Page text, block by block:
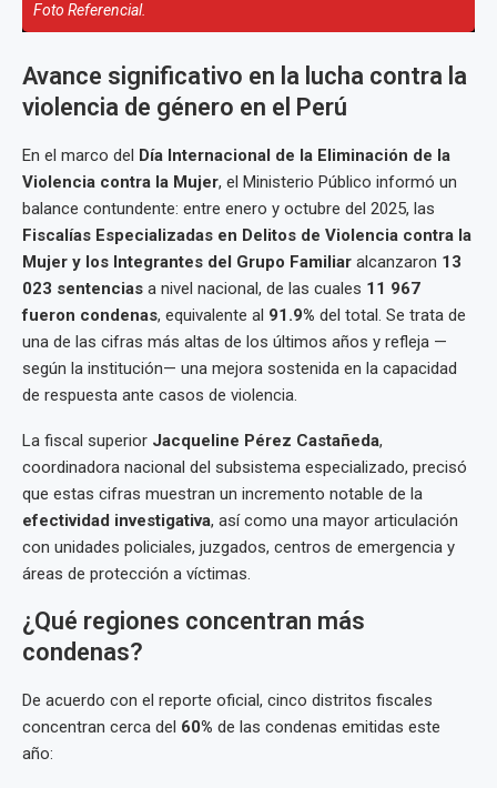
Foto Referencial.
Avance significativo en la lucha contra la
violencia de género en el Perú
En el marco del Día Internacional de la Eliminación de la
Violencia contra la Mujer, el Ministerio Público informó un
balance contundente: entre enero y octubre del 2025, las
Fiscalías Especializadas en Delitos de Violencia contra la
Mujer y los Integrantes del Grupo Familiar alcanzaron 13
023 sentencias a nivel nacional, de las cuales 11 967
fueron condenas, equivalente al 91.9% del total. Se trata de
una de las cifras más altas de los últimos años y refleja —
según la institución— una mejora sostenida en la capacidad
de respuesta ante casos de violencia.
La fiscal superior Jacqueline Pérez Castañeda,
coordinadora nacional del subsistema especializado, precisó
que estas cifras muestran un incremento notable de la
efectividad investigativa, así como una mayor articulación
con unidades policiales, juzgados, centros de emergencia y
áreas de protección a víctimas.
¿Qué regiones concentran más
condenas?
De acuerdo con el reporte oficial, cinco distritos fiscales
concentran cerca del 60% de las condenas emitidas este
año: